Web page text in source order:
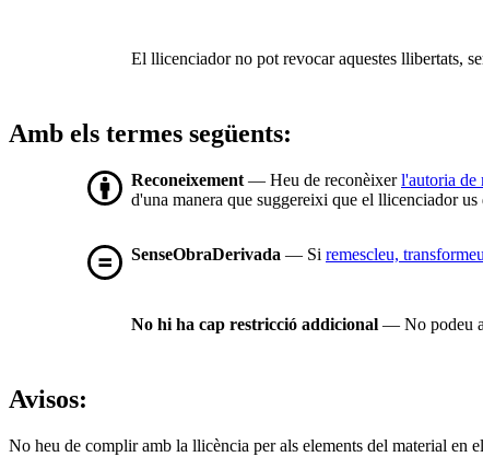
El llicenciador no pot revocar aquestes llibertats,
Amb els termes següents:
Reconeixement — Heu de reconèixerl'autoria de
d'una manera que suggereixi que el llicenciador
SenseObraDerivada — Si remescleu,
No hi ha cap restricció addicional — No podeu
Avisos:
No heu de complir amb la llicència per als elements del material en